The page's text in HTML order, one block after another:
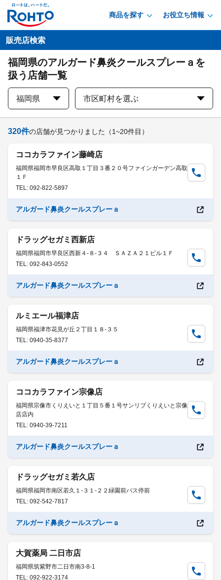
商品を探す お役立ち情報
販売店検索
福岡県のアルガード鼻炎クールスプレーａを
扱う店舗一覧
福岡県 市区町村を選ぶ
320件の店舗が見つかりました （1~20件目）
ココカラファイン藤崎店
福岡県福岡市早良区高取１丁目３番２０号ファインガーデン高取
１Ｆ
TEL: 092-822-5897
アルガード鼻炎クールスプレーａ
ドラッグセガミ西新店
福岡県福岡市早良区西新４-８-３４ ＳＡＺＡ２１ビル１Ｆ
TEL: 092-843-0552
アルガード鼻炎クールスプレーａ
ルミエール福津店
福岡県福津市花見が丘２丁目１８-３５
TEL: 0940-35-8377
アルガード鼻炎クールスプレーａ
ココカラファイン宗像店
福岡県宗像市くりえいと１丁目５番１号サンリブくりえいと宗像
店店内
TEL: 0940-39-7211
アルガード鼻炎クールスプレーａ
ドラッグセガミ若久店
福岡県福岡市南区若久１-３１-２２緑園前バス停前
TEL: 092-542-7817
アルガード鼻炎クールスプレーａ
大賀薬局 二日市店
福岡県筑紫野市二日市南3-8-1
TEL: 092-922-3174